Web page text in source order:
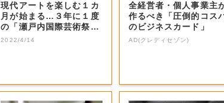
現代アートを楽しむ１カ
月が始まる…３年に１度
の「瀬戸内国際芸術祭」
開幕【香川】
2022/4/14
全経営者・個人事業主
作るべき「圧倒的コス
のビジネスカード」
AD(クレディセゾン)